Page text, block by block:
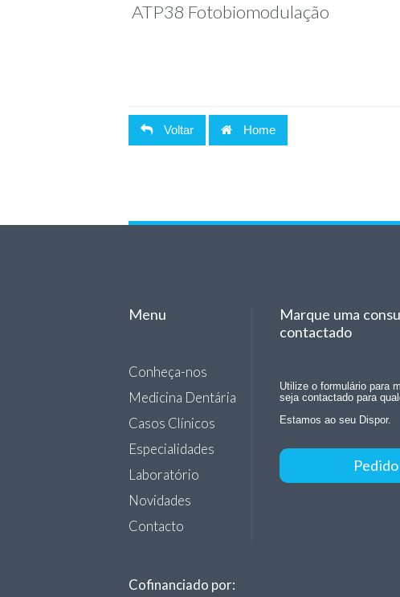
ATP38 Fotobiomodulação
Voltar Home
Menu
Conheça-nos
Medicina Dentária
Casos Clínicos
Especialidades
Laboratório
Novidades
Contacto
Marque uma
contactado
Utilize o formulário para
seja contactado para
Estamos ao seu Dispor.
Cofinanciado por: